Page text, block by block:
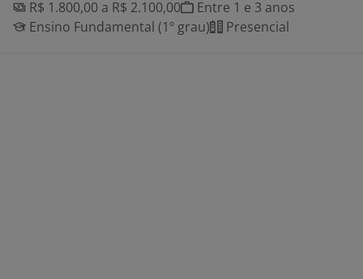
R$ 1.800,00 a R$ 2.100,00
Entre 1 e 3 anos
Ensino Fundamental (1º grau)
Presencial